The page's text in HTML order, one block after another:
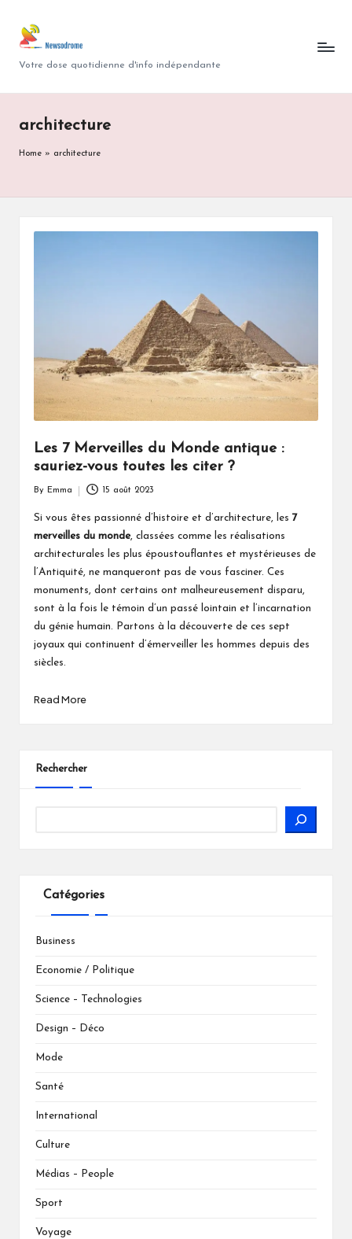
content
N
e
w
s
o
r
Votre dose quotidienne d'info indépendante
architecture
Home » architecture
Les 7 Merveilles du Monde antique :
sauriez-vous toutes les citer ?
by
By Emma 15 août 2023
Si vous êtes passionné d’histoire et d’architecture, les 7
merveilles du monde, classées comme les réalisations
architecturales les plus époustouflantes et mystérieuses de
l’Antiquité, ne manqueront pas de vous fasciner. Ces
monuments, dont certains ont malheureusement disparu,
sont à la fois le témoin d’un passé lointain et l’incarnation
du génie humain. Partons à la découverte de ces sept
joyaux qui continuent d’émerveiller les hommes depuis des
siècles.
Read More
Rechercher
Catégories
Business
Economie / Politique
Science – Technologies
Design – Déco
Mode
Santé
International
Culture
Médias – People
Sport
Voyage